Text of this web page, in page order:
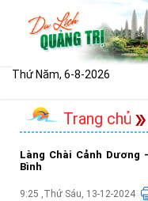
Thứ Năm, 6-8-2026
Trang chủ
Làng Chài Cảnh
Bình
9:25 ,Thứ Sáu, 13-12-2024